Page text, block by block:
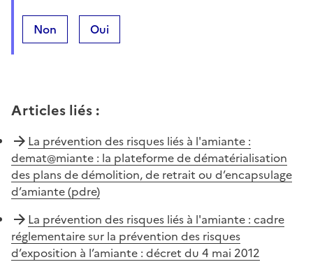
Non Oui
Articles liés :
La prévention des risques liés à l'amiante :
demat@miante : la plateforme de dématérialisation
des plans de démolition, de retrait ou d’encapsulage
d’amiante (pdre)
La prévention des risques liés à l'amiante : cadre
réglementaire sur la prévention des risques
d’exposition à l’amiante : décret du 4 mai 2012